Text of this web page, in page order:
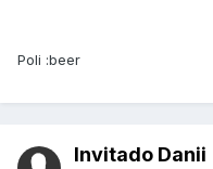
Poli :beer
Invitado Danii